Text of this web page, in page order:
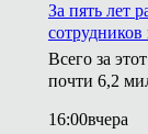
За пять лет
Всего за
почти 6,2
16:00вчера